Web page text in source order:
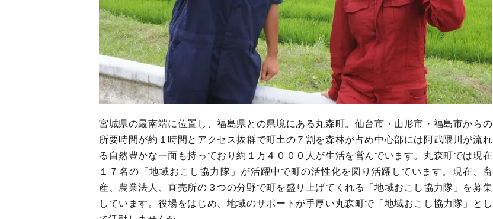
宮城県の最南端に位置し、福島県との県境にある丸森町。仙台市・山形市・福島市からの
所要時間が約１時間とアクセス抜群で町土の７割を森林が占め中心部には阿武隈川が流れ
る自然豊かな一面も持っており約１万４０００人が生活を営んでいます。丸森町では現在
１７名の「地域おこし協力隊」が活躍中で町の活性化を図り活躍しています。現在、畜
産、農業法人、直売所の３つの分野で町を盛り上げてくれる「地域おこし協力隊」を募集
しています。役場をはじめ、地域のサポートが手厚い丸森町で「地域おこし協力隊」とし